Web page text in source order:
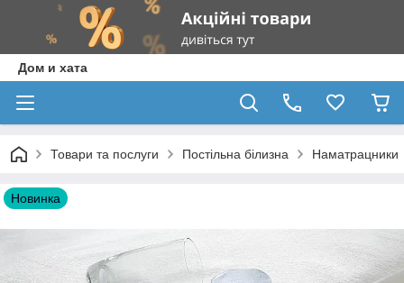
Дом и хата
Товари та послуги Постільна білизна Наматрацники
Новинка